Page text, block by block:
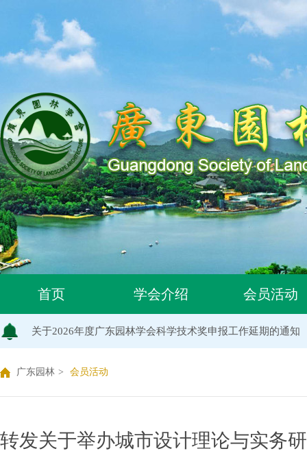
首页 学会介绍 会员活动
关于同意96位个人为广东园林学会个人会员的通知
关于同意318位个人为广东园林学会个人会员的通知
关于2026年度广东园林学会科学技术奖申报工作延期的通知
广东园林学会关于开展2026年广东风景园林优秀学子奖评
关于推荐广东园林学会专家库候选人的通知（2026年度）
关于公布2026年度广东园林学会研究项目立项名单的通知
广东园林 > 会员活动
转发关于举办城市设计理论与实务